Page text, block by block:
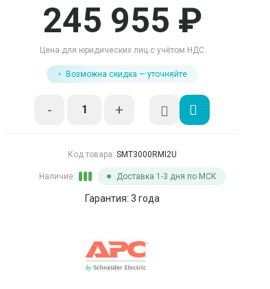
245 955 ₽
Цена для юридических лиц с учётом НДС
Возможна скидка — уточняйте
- +
Код товара: SMT3000RMI2U
Наличие: Доставка 1-3 дня по МСК
Гарантия: 3 года